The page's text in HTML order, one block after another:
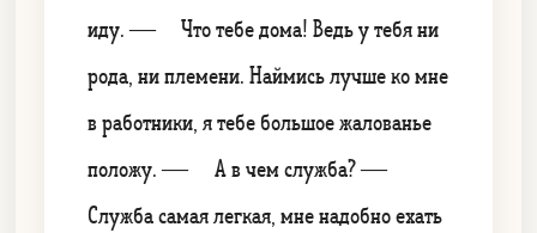
иду. — Что тебе дома! Ведь у тебя ни
рода, ни племени. Наймись лучше ко мне
в работники, я тебе большое жалованье
положу. — А в чем служба? —
Служба самая легкая, мне надобно ехать